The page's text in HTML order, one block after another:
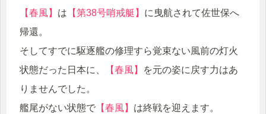
【春風】 は 【第38号哨戒艇】 に曳航されて佐世保へ
帰還。
そしてすでに駆逐艦の修理すら覚束ない風前の灯火
状態だった日本に、
【春風】
を元の姿に戻す力はあ
りませんでした。
艦尾がない状態で 【春風】 は終戦を迎えます。